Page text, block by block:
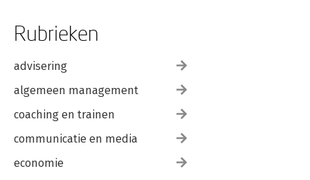
Rubrieken
advisering
algemeen management
coaching en trainen
communicatie en media
economie